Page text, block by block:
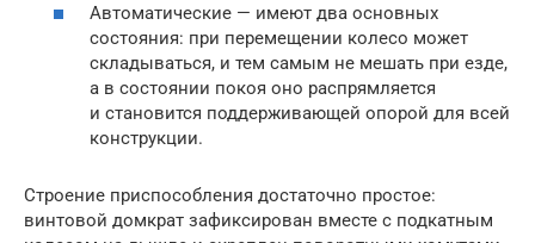
Автоматические — имеют два основных
состояния: при перемещении колесо может
складываться, и тем самым не мешать при езде,
а в состоянии покоя оно распрямляется
и становится поддерживающей опорой для всей
конструкции.
Строение приспособления достаточно простое:
винтовой домкрат зафиксирован вместе с подкатным